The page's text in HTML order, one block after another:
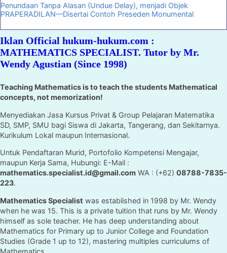
Penundaan Tanpa Alasan (Undue Delay), menjadi Objek
PRAPERADILAN—Disertai Contoh Preseden Monumental
Iklan Official hukum-hukum.com :
MATHEMATICS SPECIALIST. Tutor by Mr.
Wendy Agustian (Since 1998)
Teaching Mathematics is to teach the students Mathematical
concepts, not memorization!
Menyediakan Jasa Kursus Privat & Group Pelajaran Matematika
SD, SMP, SMU bagi Siswa di Jakarta, Tangerang, dan Sekitarnya.
Kurikulum Lokal maupun Internasional.
Untuk Pendaftaran Murid, Portofolio Kompetensi Mengajar,
maupun Kerja Sama, Hubungi: E-Mail :
mathematics.specialist.id@gmail.com WA : (+62) 08788-7835-
223.
Mathematics Specialist was established in 1998 by Mr. Wendy
when he was 15. This is a private tuition that runs by Mr. Wendy
himself as sole teacher. He has deep understanding about
Mathematics for Primary up to Junior College and Foundation
Studies (Grade 1 up to 12), mastering multiples curriculums of
Mathematics.